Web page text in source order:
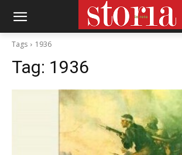
Tags 1936
Tag: 1936